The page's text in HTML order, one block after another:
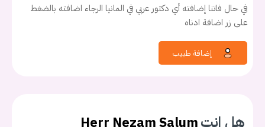
في حال فاتنا إضافته أي دكتور عربي في المانيا الرجاء اضافته بالضغط
على زر اضافة ادناه
هل انتHerr Nezam Salum